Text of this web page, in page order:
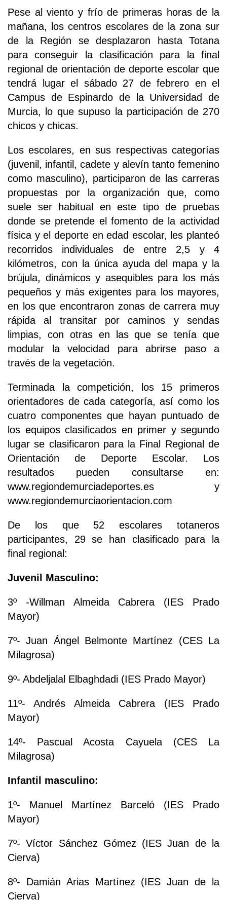
Pese al viento y frío de primeras horas de la
mañana, los centros escolares de la zona sur
de la Región se desplazaron hasta Totana
para conseguir la clasificación para la final
regional de orientación de deporte escolar que
tendrá lugar el sábado 27 de febrero en el
Campus de Espinardo de la Universidad de
Murcia, lo que supuso la participación de 270
chicos y chicas.
Los escolares, en sus respectivas categorías
(juvenil, infantil, cadete y alevín tanto femenino
como masculino), participaron de las carreras
propuestas por la organización que, como
suele ser habitual en este tipo de pruebas
donde se pretende el fomento de la actividad
física y el deporte en edad escolar, les planteó
recorridos individuales de entre 2,5 y 4
kilómetros, con la única ayuda del mapa y la
brújula, dinámicos y asequibles para los más
pequeños y más exigentes para los mayores,
en los que encontraron zonas de carrera muy
rápida al transitar por caminos y sendas
limpias, con otras en las que se tenía que
modular la velocidad para abrirse paso a
través de la vegetación.
Terminada la competición, los 15 primeros
orientadores de cada categoría, así como los
cuatro componentes que hayan puntuado de
los equipos clasificados en primer y segundo
lugar se clasificaron para la Final Regional de
Orientación de Deporte Escolar. Los
resultados pueden consultarse en:
www.regiondemurciadeportes.es y
www.regiondemurciaorientacion.com
De los que 52 escolares totaneros
participantes, 29 se han clasificado para la
final regional:
Juvenil Masculino:
3º -Willman Almeida Cabrera (IES Prado
Mayor)
7º- Juan Ángel Belmonte Martínez (CES La
Milagrosa)
9º- Abdeljalal Elbaghdadi (IES Prado Mayor)
11º- Andrés Almeida Cabrera (IES Prado
Mayor)
14º- Pascual Acosta Cayuela (CES La
Milagrosa)
Infantil masculino:
1º- Manuel Martínez Barceló (IES Prado
Mayor)
7º- Víctor Sánchez Gómez (IES Juan de la
Cierva)
8º- Damián Arias Martínez (IES Juan de la
Cierva)